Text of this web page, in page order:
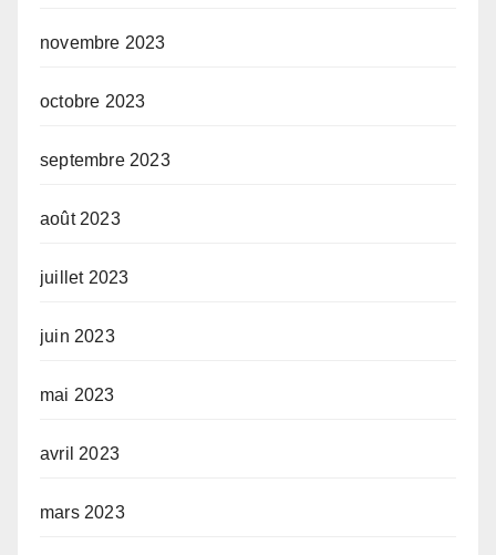
novembre 2023
octobre 2023
septembre 2023
août 2023
juillet 2023
juin 2023
mai 2023
avril 2023
mars 2023